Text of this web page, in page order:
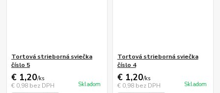
Tortová strieborná sviečka
číslo 5
€ 1,20/ks
€ 0,98 bez DPH Skladom
Tortová strieborná sviečka
číslo 4
€ 1,20/ks
€ 0,98 bez DPH Skladom